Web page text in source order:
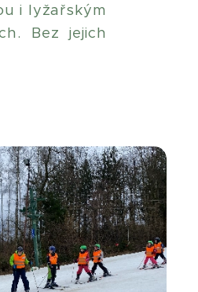
i lyžařským
Bez jejich